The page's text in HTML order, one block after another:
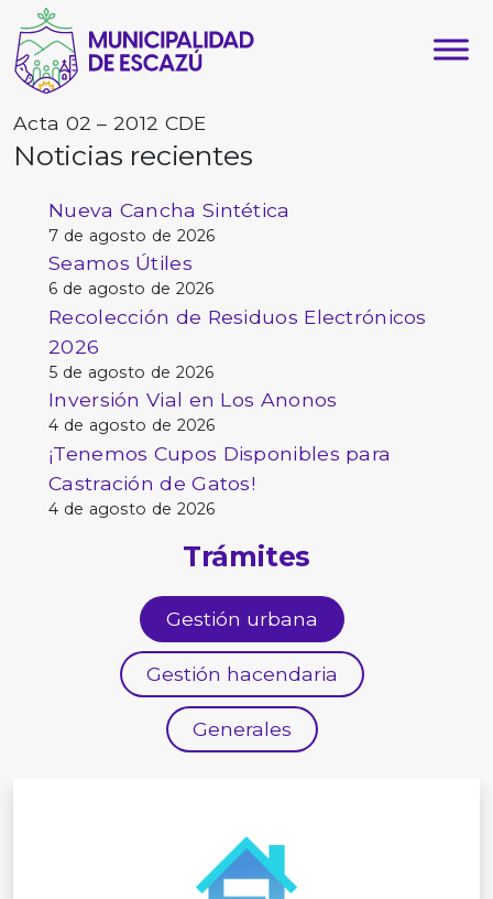
Acta 02 – 2012 CDE
Noticias recientes
Nueva Cancha Sintética
7 de agosto de 2026
Seamos Útiles
6 de agosto de 2026
Recolección de Residuos Electrónicos
2026
5 de agosto de 2026
Inversión Vial en Los Anonos
4 de agosto de 2026
¡Tenemos Cupos Disponibles para
Castración de Gatos!
4 de agosto de 2026
Trámites
Gestión urbana
Gestión hacendaria
Generales